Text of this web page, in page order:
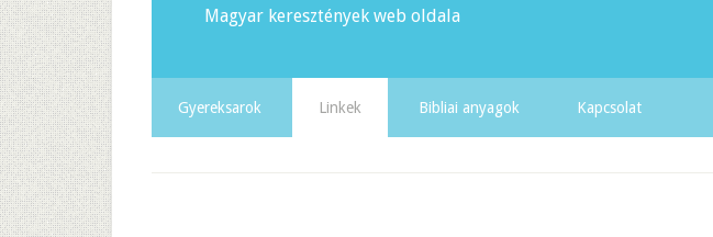
Magyar keresztények web oldala
Gyereksarok Linkek Bibliai anyagok Kapcsolat